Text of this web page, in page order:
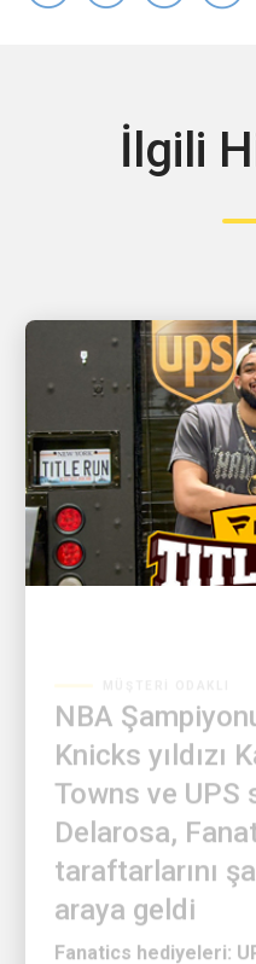
İlgili
Knicks yıldızı
Towns ve UPS
Delarosa,
taraftarlarını
araya geldi
Fanatics hediyeleri:
edilen ve Fanatics